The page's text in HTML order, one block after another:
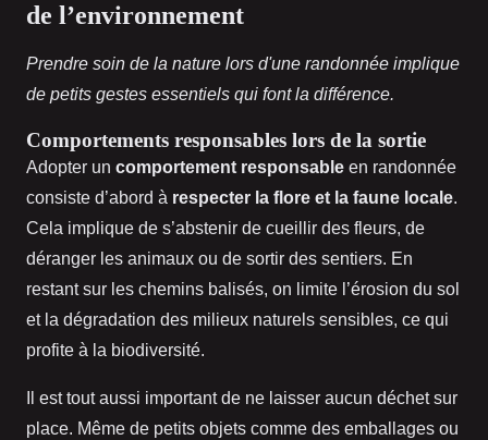
de l’environnement
Prendre soin de la nature lors d'une randonnée implique
de petits gestes essentiels qui font la différence.
Comportements responsables lors de la sortie
Adopter un comportement responsable en randonnée
consiste d’abord à respecter la flore et la faune locale.
Cela implique de s’abstenir de cueillir des fleurs, de
déranger les animaux ou de sortir des sentiers. En
restant sur les chemins balisés, on limite l’érosion du sol
et la dégradation des milieux naturels sensibles, ce qui
profite à la biodiversité.
Il est tout aussi important de ne laisser aucun déchet sur
place. Même de petits objets comme des emballages ou